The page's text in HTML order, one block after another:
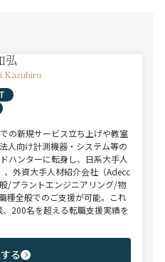
弘
Kazuhiro
の新規サービス立ち上げや教室
人向け計測機器・システム等の
ハンターに転身し、日系大手人
外資大手人材紹介会社（Adecc
/プラントエンジニアリング/物
種全般でのご支援が可能。これ
200名を超える転職支援実績を
る